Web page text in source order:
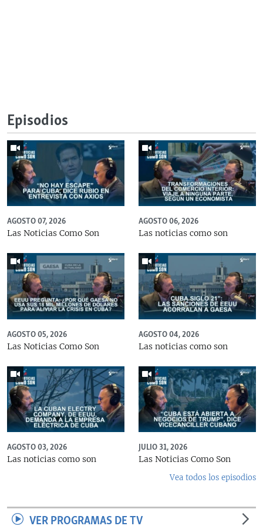
Episodios
AGOSTO 07, 2026
Las Noticias Como Son
AGOSTO 06, 2026
Las noticias como son
AGOSTO 05, 2026
Las Noticias Como Son
AGOSTO 04, 2026
Las noticias como son
AGOSTO 03, 2026
Las noticias como son
JULIO 31, 2026
Las Noticias Como Son
Vea todos los episodios
VER PROGRAMAS DE TV